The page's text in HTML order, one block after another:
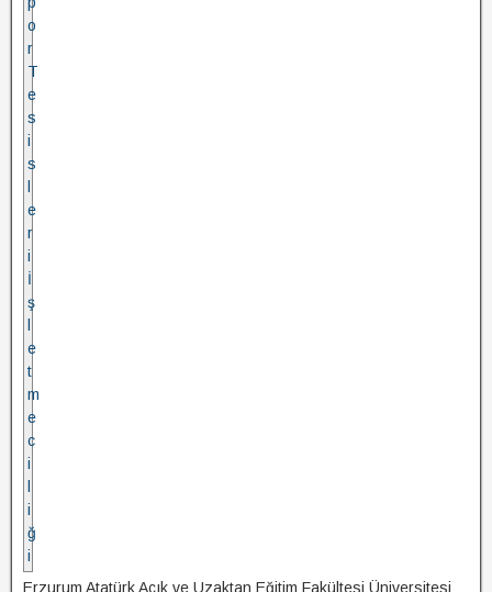
Erzurum Atatürk Açık ve Uzaktan Eğitim Fakültesi Üniversitesi